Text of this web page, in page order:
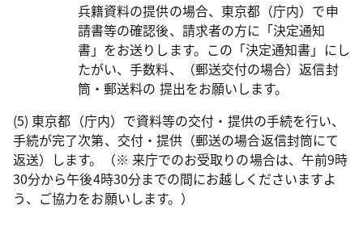
兵籍資料の提供の場合、東京都（庁内）で申
請書等の確認後、請求者の方に「決定通知
書」をお送りします。この「決定通知書」にし
たがい、手数料、（郵送交付の場合）返信封
筒・郵送料の 提出をお願いします。
(5) 東京都（庁内）で資料等の交付・提供の手続を行い、
手続が完了次第、交付・提供（郵送の場合返信封筒にて
返送）します。（※ 来庁でのお受取りの場合は、午前9時
30分から午後4時30分までの間にお越しくださいますよ
う、ご協力をお願いします。）